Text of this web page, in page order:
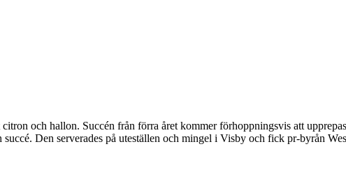
och hallon. Succén från förra året kommer förhoppningsvis att
Den serverades på uteställen och mingel i Visby och fick pr-byrån